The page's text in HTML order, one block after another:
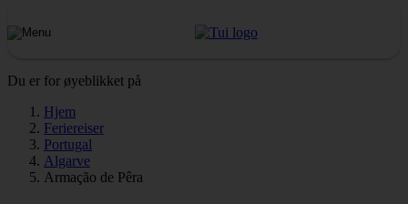
Du er for øyeblikket på
Hjem
Feriereiser
Portugal
Algarve
Armação de Pêra